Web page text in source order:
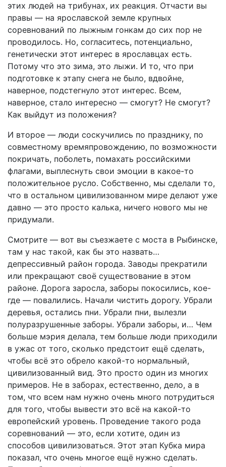
этих людей на трибунах, их реакция. Отчасти вы
правы — на ярославской земле крупных
соревнований по лыжным гонкам до сих пор не
проводилось. Но, согласитесь, потенциально,
генетически этот интерес в ярославцах есть.
Потому что это зима, это лыжи. И то, что при
подготовке к этапу снега не было, вдвойне,
наверное, подстегнуло этот интерес. Всем,
наверное, стало интересно — смогут? Не смогут?
Как выйдут из положения?
И второе — люди соскучились по празднику, по
совместному времяпровождению, по возможности
покричать, поболеть, помахать российскими
флагами, выплеснуть свои эмоции в какое-то
положительное русло. Собственно, мы сделали то,
что в остальном цивилизованном мире делают уже
давно — это просто калька, ничего нового мы не
придумали.
Смотрите — вот вы съезжаете с моста в Рыбинске,
там у нас такой, как бы это назвать…
депрессивный район города. Заводы прекратили
или прекращают своё существование в этом
районе. Дорога заросла, заборы покосились, кое-
где — повалились. Начали чистить дорогу. Убрали
деревья, остались пни. Убрали пни, вылезли
полуразрушенные заборы. Убрали заборы, и… Чем
больше мэрия делала, тем больше люди приходили
в ужас от того, сколько предстоит ещё сделать,
чтобы всё это обрело какой-то нормальный,
цивилизованный вид. Это просто один из многих
примеров. Не в заборах, естественно, дело, а в
том, что всем нам нужно очень много потрудиться
для того, чтобы вывести это всё на какой-то
европейский уровень. Проведение такого рода
соревнований — это, если хотите, один из
способов цивилизоваться. Этот этап Кубка мира
показал, что очень многое ещё нужно сделать.